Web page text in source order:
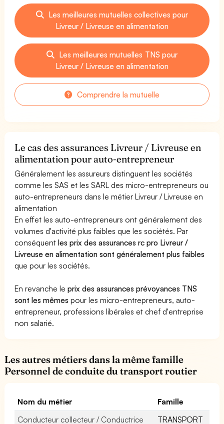
Les meilleures mutuelles collectives pour
Livreur / Livreuse en alimentation
Les meilleures mutuelles TNS pour
Livreur / Livreuse en alimentation
Comprendre la mutuelle
Le cas des assurances Livreur / Livreuse en
alimentation pour auto-entrepreneur
Généralement les assureurs distinguent les sociétés
comme les SAS et les SARL des micro-entrepreneurs ou
auto-entrepreneurs dans le métier Livreur / Livreuse en
alimentation
En effet les auto-entrepreneurs ont généralement des
volumes d'activité plus faibles que les sociétés. Par
conséquentles prix des assurances rc pro Livreur /
Livreuse en alimentation sont généralement plus faibles
que pour les sociétés.
En revanche leprix des assurances prévoyances TNS
sont les mêmes pour les micro-entrepreneurs, auto-
entrepreneur, professions libérales et chef d'entreprise
non salarié.
Les autres métiers dans la même famille
Personnel de conduite du transport routier
Nom du métier
Famille
Conducteur collecteur / Conductrice
TRANSPORT